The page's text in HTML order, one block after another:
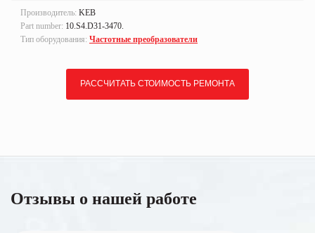
Производитель: KEB
Part number: 10.S4.D31-3470.
Тип оборудования: Частотные преобразователи
РАССЧИТАТЬ СТОИМОСТЬ РЕМОНТА
Отзывы о нашей работе